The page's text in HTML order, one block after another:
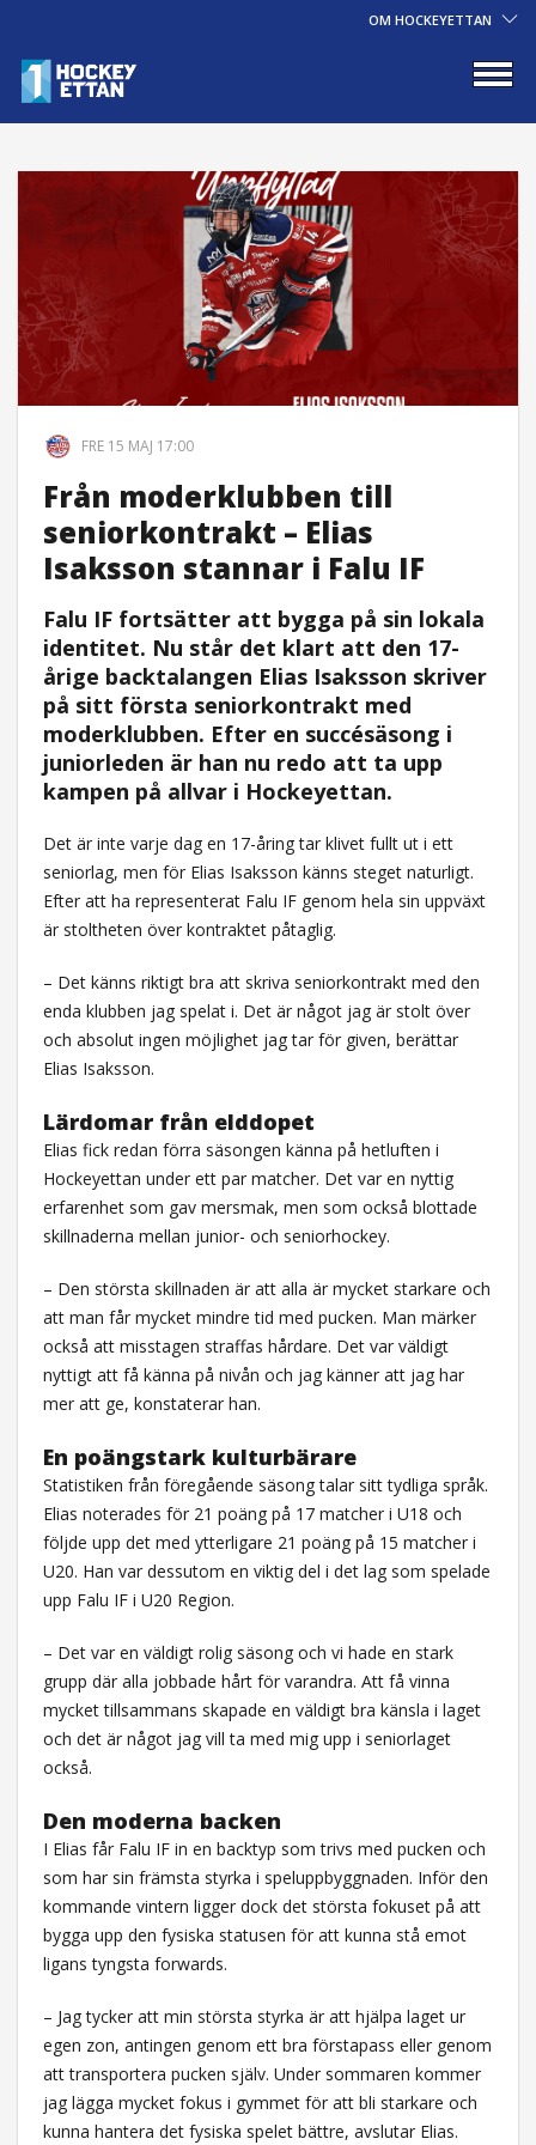
OM HOCKEYETTAN
FRE 15 MAJ 17:00
Från moderklubben till
seniorkontrakt – Elias
Isaksson stannar i Falu IF
Falu IF fortsätter att bygga på sin lokala
identitet. Nu står det klart att den 17-
årige backtalangen Elias Isaksson skriver
på sitt första seniorkontrakt med
moderklubben. Efter en succésäsong i
juniorleden är han nu redo att ta upp
kampen på allvar i Hockeyettan.
Det är inte varje dag en 17-åring tar klivet fullt ut i ett
seniorlag, men för Elias Isaksson känns steget naturligt.
Efter att ha representerat Falu IF genom hela sin uppväxt
är stoltheten över kontraktet påtaglig.
– Det känns riktigt bra att skriva seniorkontrakt med den
enda klubben jag spelat i. Det är något jag är stolt över
och absolut ingen möjlighet jag tar för given, berättar
Elias Isaksson.
Lärdomar från elddopet
Elias fick redan förra säsongen känna på hetluften i
Hockeyettan under ett par matcher. Det var en nyttig
erfarenhet som gav mersmak, men som också blottade
skillnaderna mellan junior- och seniorhockey.
– Den största skillnaden är att alla är mycket starkare och
att man får mycket mindre tid med pucken. Man märker
också att misstagen straffas hårdare. Det var väldigt
nyttigt att få känna på nivån och jag känner att jag har
mer att ge, konstaterar han.
En poängstark kulturbärare
Statistiken från föregående säsong talar sitt tydliga språk.
Elias noterades för 21 poäng på 17 matcher i U18 och
följde upp det med ytterligare 21 poäng på 15 matcher i
U20. Han var dessutom en viktig del i det lag som spelade
upp Falu IF i U20 Region.
– Det var en väldigt rolig säsong och vi hade en stark
grupp där alla jobbade hårt för varandra. Att få vinna
mycket tillsammans skapade en väldigt bra känsla i laget
och det är något jag vill ta med mig upp i seniorlaget
också.
Den moderna backen
I Elias får Falu IF in en backtyp som trivs med pucken och
som har sin främsta styrka i speluppbyggnaden. Inför den
kommande vintern ligger dock det största fokuset på att
bygga upp den fysiska statusen för att kunna stå emot
ligans tyngsta forwards.
– Jag tycker att min största styrka är att hjälpa laget ur
egen zon, antingen genom ett bra förstapass eller genom
att transportera pucken själv. Under sommaren kommer
jag lägga mycket fokus i gymmet för att bli starkare och
kunna hantera det fysiska spelet bättre, avslutar Elias.